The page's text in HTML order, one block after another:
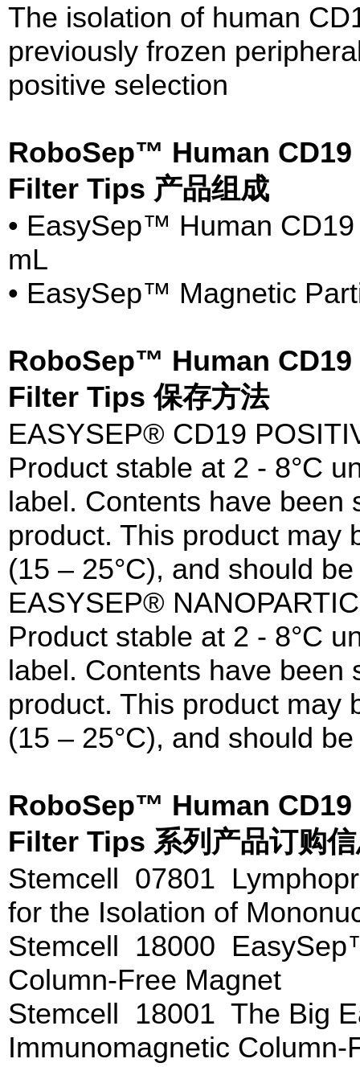
The isolation of human
previously frozen
positive selection
RoboSep™ Human
Filter Tips 产品组成
• EasySep™ Human
mL
• EasySep™ Magnetic
RoboSep™ Human
Filter Tips 保存方法
EASYSEP® CD19
Product stable at 2 - 8°C
label. Contents have been
product. This product may
(15 – 25°C), and should
EASYSEP®
Product stable at 2 - 8°C
label. Contents have been
product. This product may
(15 – 25°C), and should
RoboSep™ Human
Filter Tips 系列产品订购
Stemcell 07801
for the Isolation of
Stemcell 18000
Column-Free Magnet
Stemcell 18001 The Big
Immunomagnetic